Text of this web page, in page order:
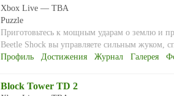
Xbox Live — TBA
Puzzle
Приготовьтесь к мощным ударам о землю и
Beetle Shock вы управляете сильным жуком,
Профиль
Достижения Журнал Галерея
Block Tower TD 2